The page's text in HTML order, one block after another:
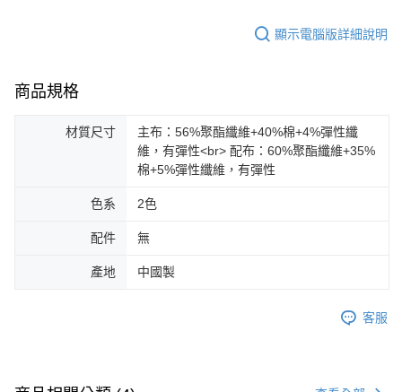
顯示電腦版詳細說明
商品規格
材質尺寸
主布：56%聚酯纖維+40%棉+4%彈性纖
維，有彈性<br> 配布：60%聚酯纖維+35%
棉+5%彈性纖維，有彈性
色系 2色
配件 無
產地 中國製
客服